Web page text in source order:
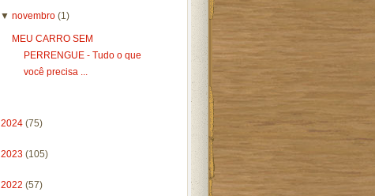
▼ novembro (1)
MEU CARRO SEM
PERRENGUE - Tudo o que
você precisa ...
2024 (75)
2023 (105)
2022 (57)